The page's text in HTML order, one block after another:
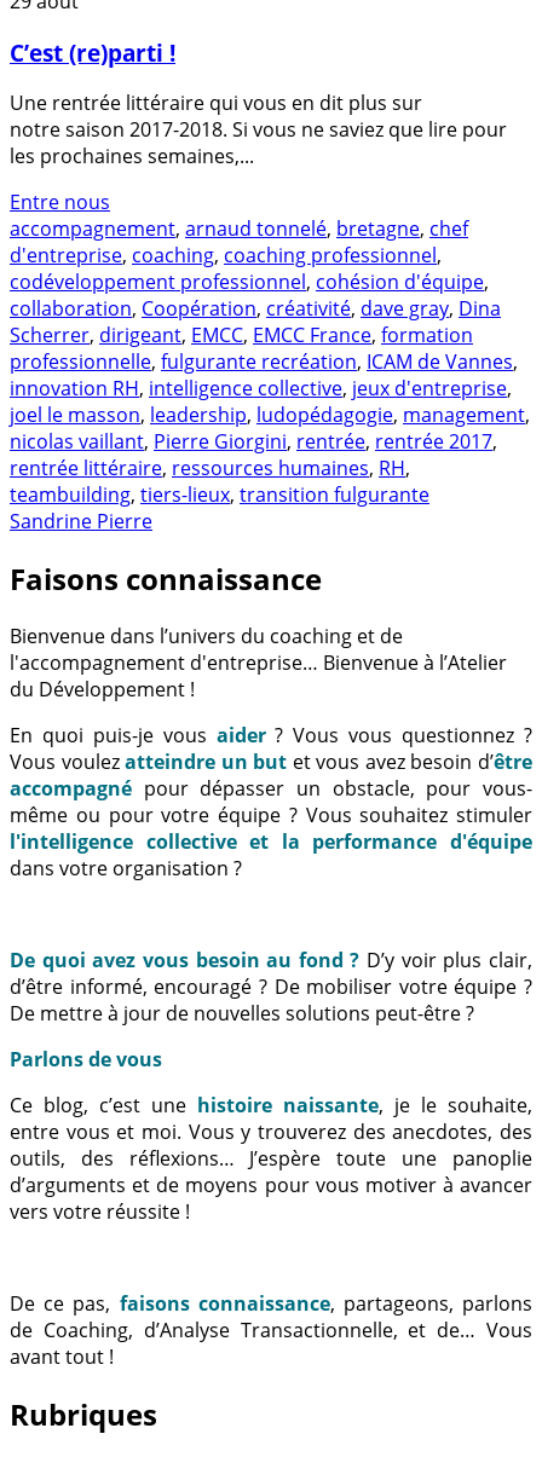
C’est (re)parti !
Une rentrée littéraire qui vous en dit plus sur
notre saison 2017-2018. Si vous ne saviez que lire pour
les prochaines semaines,...
Entre nous
accompagnement, arnaud tonnelé, bretagne, chef
d'entreprise, coaching, coaching professionnel,
codéveloppement professionnel, cohésion d'équipe,
collaboration, Coopération, créativité, dave gray, Dina
Scherrer, dirigeant, EMCC, EMCC France, formation
professionnelle, fulgurante recréation, ICAM de Vannes,
innovation RH, intelligence collective, jeux d'entreprise,
joel le masson, leadership, ludopédagogie, management,
nicolas vaillant, Pierre Giorgini, rentrée, rentrée 2017,
rentrée littéraire, ressources humaines, RH,
teambuilding, tiers-lieux, transition fulgurante
Sandrine Pierre
Faisons connaissance
Bienvenue dans l’univers du coaching et de
l'accompagnement d'entreprise… Bienvenue à l’Atelier
du Développement !
En quoi puis-je vous aider? Vous vous questionnez ?
Vous voulezatteindre un but et vous avez besoin d’être
accompagné pour dépasser un obstacle, pour vous-
même ou pour votre équipe ? Vous souhaitez stimuler
l'intelligence collective et la performance d'équipe
dans votre organisation ?
De quoi avez vous besoin au fond ? D’y voir plus clair,
d’être informé, encouragé ? De mobiliser votre équipe ?
De mettre à jour de nouvelles solutions peut-être ?
Parlons de vous
Ce blog, c’est une histoire naissante, je le souhaite,
entre vous et moi. Vous y trouverez des anecdotes, des
outils, des réflexions… J’espère toute une panoplie
d’arguments et de moyens pour vous motiver à avancer
vers votre réussite !
De ce pas, faisons connaissance, partageons, parlons
de Coaching, d’Analyse Transactionnelle, et de… Vous
avant tout !
Rubriques